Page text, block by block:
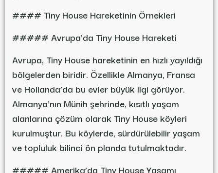
#### Tiny House Hareketinin Örnekleri
##### Avrupa’da Tiny House Hareketi
Avrupa, Tiny House hareketinin en hızlı yayıldığı
bölgelerden biridir. Özellikle Almanya, Fransa
ve Hollanda’da bu evler büyük ilgi görüyor.
Almanya’nın Münih şehrinde, kısıtlı yaşam
alanlarına çözüm olarak Tiny House köyleri
kurulmuştur. Bu köylerde, sürdürülebilir yaşam
ve topluluk bilinci ön planda tutulmaktadır.
##### Amerika’da Tiny House Yaşamı